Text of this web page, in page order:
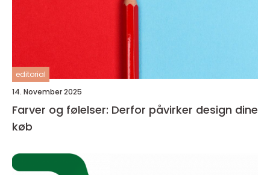
editorial
14. November 2025
Farver og følelser: Derfor påvirker design dine
køb